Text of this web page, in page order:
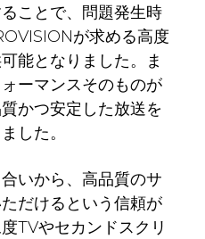
ことで、問題発生時
が求める高度
能となりました。ま
ーマンスそのものが
かつ安定した放送を
した。
いから、高品質のサ
だけるという信頼が
TVやセカンドスクリ